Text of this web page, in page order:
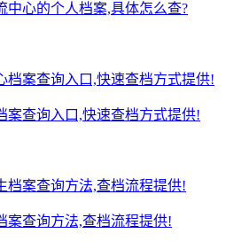
中心的个人档案,具体怎么查?
案查询入口,快速查档方式提供!
案查询方法,查档流程提供!